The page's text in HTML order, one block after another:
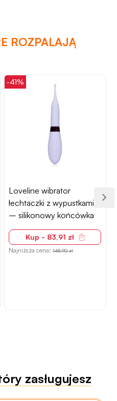
ROZPALAJĄ
-41%
Loveline wibrator
łechtaczki z wypustkami
– silikonowy końcówka
Kup - 83,91 zł
Najniższa cena:148,90 zł
zasługujesz